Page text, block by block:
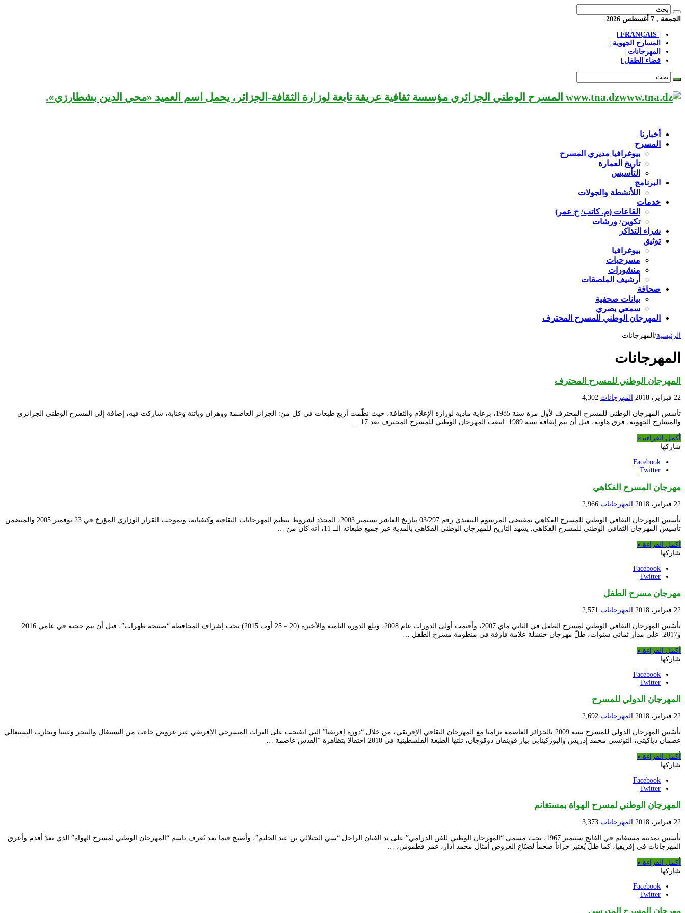
الجمعة , 7 أغسطس 2026
المسارح الجهوية |
المهرجانات |
فضاء الطفل |
www.tna.dz المسرح الوطني الجزائري مؤسسة ثقافية عريقة تابعة لوزارة الثقافة-الجزائر، يحمل اسم العميد «محي الدين بشطارزي».
أخبارنا
المسرح
بيوغرافيا مديري المسرح
تاريخ العمارة
التأسيس
البرنامج
اللأنشطة والجولات
خدمات
القاعات (م. كاتب/ ح عمر)
تكوين/ ورشات
شراء التذاكر
توثيق
بيوغرافيا
مسرحيات
منشورات
أرشيف الملصقات
صحافة
بيانات صحفية
سمعي بصري
المهرجان الوطني للمسرح المحترف
الرئيسية/ المهرجانات
المهرجانات
المهرجان الوطني للمسرح المحترف
22 فبراير، 2018 المهرجانات 4,302
تأسس المهرجان الوطني للمسرح المحترف لأول مرة سنة 1985، برعاية مادية لوزارة الإعلام والثقافة، حيث نظّمت أربع طبعات في كل من: الجزائر العاصمة ووهران وباتنة وعنابة، شاركت فيه، إضافة إلى المسرح الوطني الجزائري
والمسارح الجهوية، فرق هاوية، قبل أن يتم إيقافه سنة 1989. انبعث المهرجان الوطني للمسرح المحترف بعد 17 …
أكمل القراءة »
شاركها
Facebook
Twitter
مهرجان المسرح الفكاهي
22 فبراير، 2018 المهرجانات 2,966
تأسس المهرجان الثقافي الوطني للمسرح الفكاهي بمقتضى المرسوم التنفيذي رقم 03/297 بتاريخ العاشر سبتمبر 2003، المحدّد لشروط تنظيم المهرجانات الثقافية وكيفياته، وبموجب القرار الوزاري المؤرخ في 23 نوفمبر 2005 والمتضمن
تأسيس المهرجان الثقافي الوطني للمسرح الفكاهي. يشهد التاريخ للمهرجان الوطني الفكاهي بالمدية عبر جميع طبعاته الــ 11، أنه كان من …
أكمل القراءة »
شاركها
Facebook
Twitter
مهرجان مسرح الطفل
22 فبراير، 2018 المهرجانات 2,571
تأسّس المهرجان الثقافي الوطني لمسرح الطفل في الثاني ماي 2007، وأقيمت أولى الدورات عام 2008، وبلغ الدورة الثامنة والأخيرة (20 – 25 أوت 2015) تحت إشراف المحافظة “صبيحة طهرات”، قبل أن يتم حجبه في عامي 2016
و2017. على مدار ثماني سنوات، ظلّ مهرجان خنشلة علامة فارقة في منظومة مسرح الطفل …
أكمل القراءة »
شاركها
Facebook
Twitter
المهرجان الدولي للمسرح
22 فبراير، 2018 المهرجانات 2,692
تأسّس المهرجان الدولي للمسرح سنة 2009 بالجزائر العاصمة تزامنا مع المهرجان الثقافي الإفريقي، من خلال “دورة إفريقيا” التي انفتحت على التراث المسرحي الإفريقي عبر عروض جاءت من السينغال والنيجر وغينيا وتجارب السينغالي
عصمان دياكيتي، التونسي محمد إدريس والبوركينابي بيار قوينقان دوقوجان، تلتها الطبعة الفلسطينية في 2010 احتفالا بتظاهرة “القدس عاصمة …
أكمل القراءة »
شاركها
Facebook
Twitter
المهرجان الوطني لمسرح الهواة بمستغانم
22 فبراير، 2018 المهرجانات 3,373
تأسس بمدينة مستغانم في الفاتح سبتمبر 1967، تحت مسمى “المهرجان الوطني للفن الدرامي” على يد الفنان الراحل “سي الجيلالي بن عبد الحليم”، وأصبح فيما بعد يُعرف باسم “المهرجان الوطني لمسرح الهواة” الذي يعدّ أقدم وأعرق
المهرجانات في إفريقيا، كما ظلّ يُعتبر خزاناً ضخماً لصنّاع العروض أمثال محمد أدار، عمر فطموش، …
أكمل القراءة »
شاركها
Facebook
Twitter